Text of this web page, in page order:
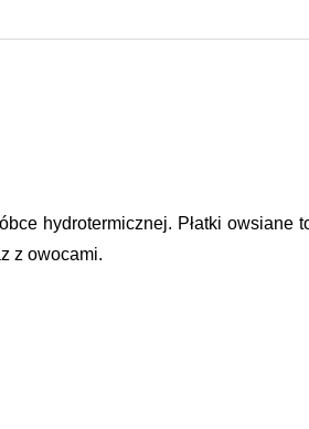
hydrotermicznej. Płatki owsiane
z owocami.